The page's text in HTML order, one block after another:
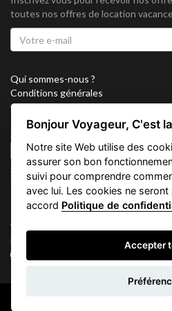
toutes nos offres de location
Qui sommes-nous ?
Conditions générales
Confidentialité
Partenariat
Sitemap
Cookies
Suivez nous sur
Vacation Key Corp. 2905 Point East
FLORIDA 33160.
Bonjour Voyageur, C'est
Notre site Web utilise des
assurer son bon
suivi pour comprendre
avec lui. Les cookies ne
accord Politique de
Accepter